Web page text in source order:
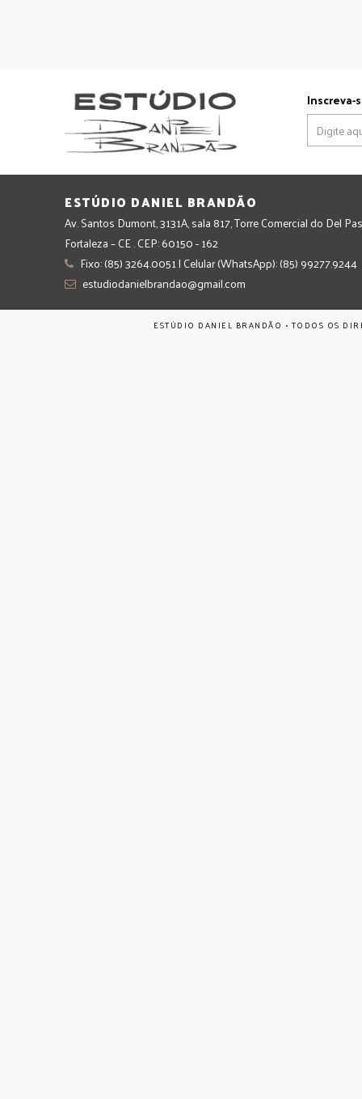
Inscreva-
ESTÚDIO DANIEL BRANDÃO
Av. Santos Dumont, 3131A, sala 817, Torre Comercial do Del
Fortaleza – CE . CEP: 60150 - 162
Fixo: (85) 3264.0051 | Celular (WhatsApp): (85) 99277.9244
estudiodanielbrandao@gmail.com
ESTÚDIO DANIEL BRANDÃO • TODOS OS